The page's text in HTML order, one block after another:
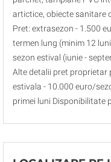
artictice, obiecte sanitare
Pret: extrasezon - 1.500
termen lung (minim 12
sezon estival (iunie -
Alte detalii pret proprietar
estivala - 10.000 euro/
primei luni Disponibilitate